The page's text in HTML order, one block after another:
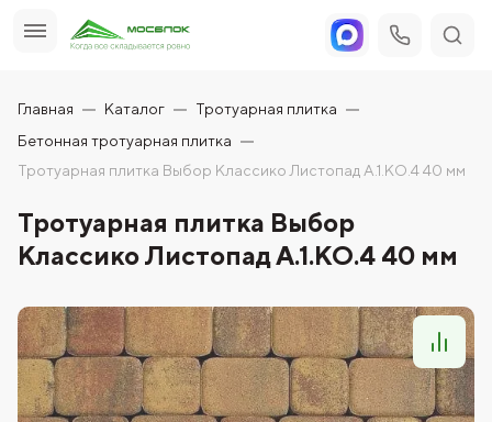
Главная Каталог
Тротуарная плитка
Бетонная тротуарная плитка
Тротуарная плитка Выбор Классико Листопад А.1.КО.4 40 мм
Тротуарная плитка Выбор
Классико Листопад А.1.КО.4 40 мм